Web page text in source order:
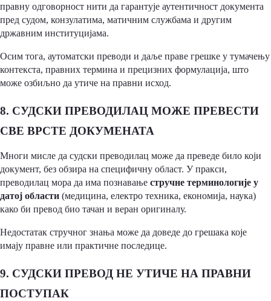
правну одговорност нити да гарантује аутентичност документа
пред судом, конзулатима, матичним службама и другим
државним институцијама.
Осим тога, аутоматски преводи и даље праве грешке у тумачењу
контекста, правних термина и прецизних формулација, што
може озбиљно да утиче на правни исход.
8. СУДСКИ ПРЕВОДИЛАЦ МОЖЕ ПРЕВЕСТИ
СВЕ ВРСТЕ ДОКУМЕНАТА
Многи мисле да судски преводилац може да преведе било који
документ, без обзира на специфичну област. У пракси,
преводилац мора да има познавање стручне терминологије у
датој области (медицина, електро техника, економија, наука)
како би превод био тачан и веран оригиналу.
Недостатак стручног знања може да доведе до грешака које
имају правне или практичне последице.
9. СУДСКИ ПРЕВОД НЕ УТИЧЕ НА ПРАВНИ
ПОСТУПАК